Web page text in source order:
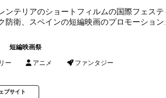
ンテリアのショートフィルムの国際フェス
防衛、スペインの短編映画のプロモーション.
短編映画祭
ー アニメ ファンタジー
ブサイト